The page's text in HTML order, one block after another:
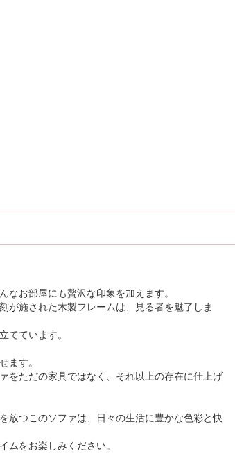
お部屋にも贅沢な印象を加えます。
が施された木製フレームは、見る者を魅了しま
てています。
ます。
をただの家具ではなく、それ以上の存在に仕上げ
放つこのソファは、日々の生活に豊かな色彩と快
ムをお楽しみください。